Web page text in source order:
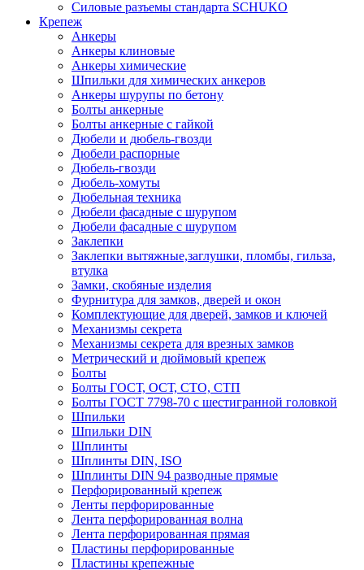
Силовые разъемы стандарта SCHUKO
Крепеж
Анкеры
Анкеры клиновые
Анкеры химические
Шпильки для химических анкеров
Анкеры шурупы по бетону
Болты анкерные
Болты анкерные с гайкой
Дюбели и дюбель-гвозди
Дюбели распорные
Дюбель-гвозди
Дюбель-хомуты
Дюбельная техника
Дюбели фасадные с шурупом
Дюбели фасадные с шурупом
Заклепки
Заклепки вытяжные,заглушки, пломбы, гильза,
втулка
Замки, скобяные изделия
Фурнитура для замков, дверей и окон
Комплектующие для дверей, замков и ключей
Механизмы секрета
Механизмы секрета для врезных замков
Метрический и дюймовый крепеж
Болты
Болты ГОСТ, ОСТ, СТО, СТП
Болты ГОСТ 7798-70 с шестигранной головкой
Шпильки
Шпильки DIN
Шплинты
Шплинты DIN, ISO
Шплинты DIN 94 разводные прямые
Перфорированный крепеж
Ленты перфорированные
Лента перфорированная волна
Лента перфорированная прямая
Пластины перфорированные
Пластины крепежные